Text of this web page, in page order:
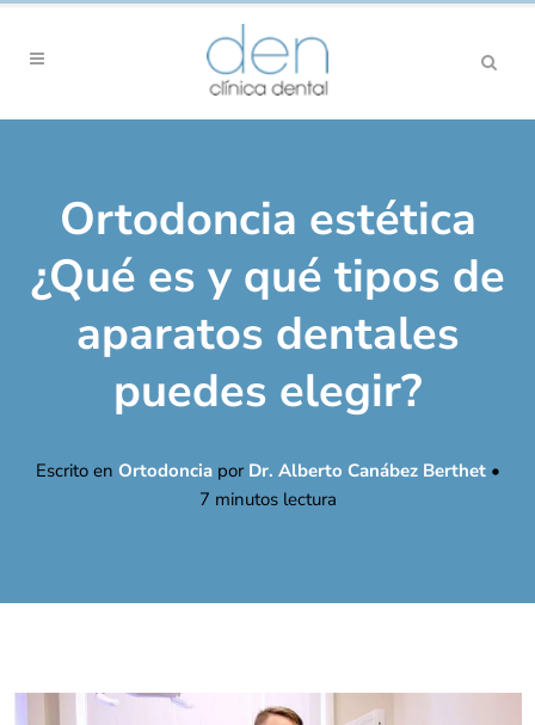
Ortodoncia estética
¿Qué es y qué tipos de
aparatos dentales
puedes elegir?
Escrito en Ortodoncia por Dr. Alberto Canábez Berthet •
7 minutos lectura